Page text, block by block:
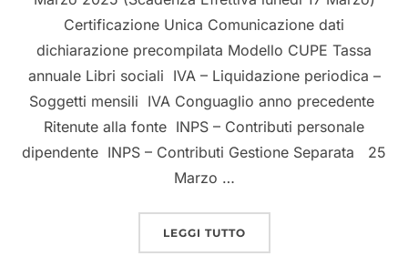
Certificazione Unica Comunicazione dati
dichiarazione precompilata Modello CUPE Tassa
annuale Libri sociali IVA – Liquidazione periodica –
Soggetti mensili IVA Conguaglio anno precedente
Ritenute alla fonte INPS – Contributi personale
dipendente INPS – Contributi Gestione Separata 25
Marzo …
LEGGI TUTTO